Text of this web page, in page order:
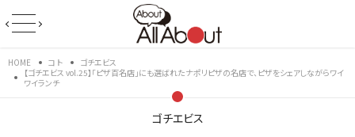
HOME コト
ゴチエビス
【ゴチエビス vol.25】「ピザ百名店」にも選ばれたナポリピザの名店で、ピザをシェアしながらワイ
ワイランチ
ゴチエビス